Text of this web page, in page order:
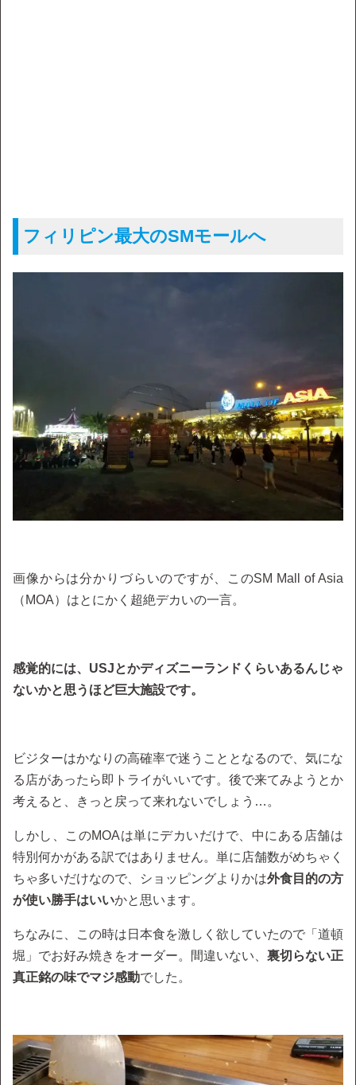
フィリピン最大のSMモールへ
画像からは分かりづらいのですが、このSM Mall of Asia
（MOA）はとにかく超絶デカいの一言。
感覚的には、USJとかディズニーランドくらいあるんじゃ
ないかと思うほど巨大施設です。
ビジターはかなりの高確率で迷うこととなるので、気にな
る店があったら即トライがいいです。後で来てみようとか
考えると、きっと戻って来れないでしょう…。
しかし、このMOAは単にデカいだけで、中にある店舗は
特別何かがある訳ではありません。単に店舗数がめちゃく
ちゃ多いだけなので、ショッピングよりかは外食目的の方
が使い勝手はいいかと思います。
ちなみに、この時は日本食を激しく欲していたので「道頓
堀」でお好み焼きをオーダー。間違いない、 裏切らない正
真正銘の味でマジ感動でした。